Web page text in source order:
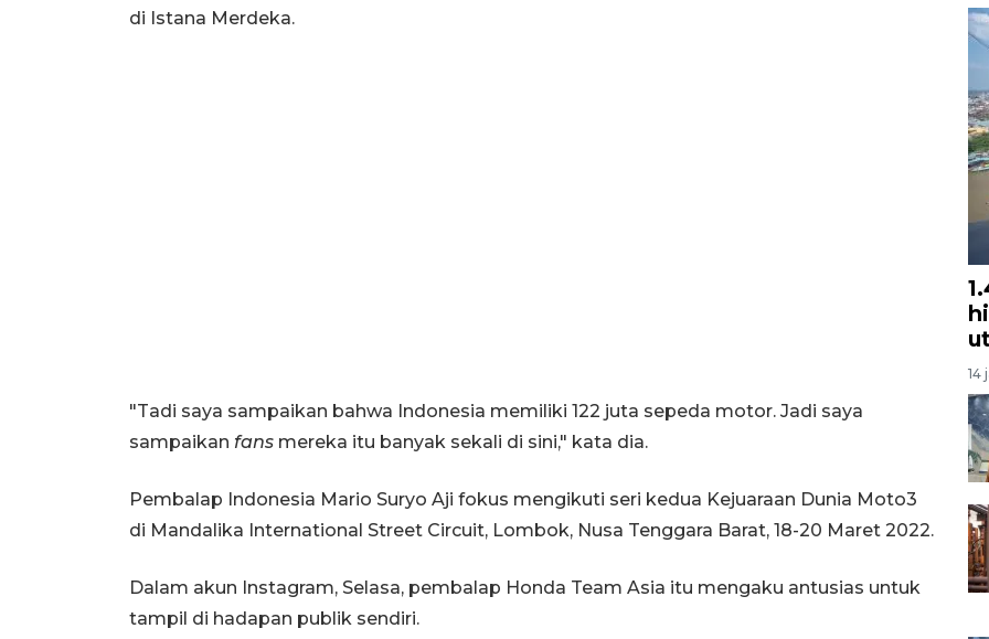
di Istana Merdeka.
"Tadi saya sampaikan bahwa Indonesia memiliki 122 juta sepeda motor. Jadi saya
sampaikan fans mereka itu banyak sekali di sini," kata dia.
Pembalap Indonesia Mario Suryo Aji fokus mengikuti seri kedua Kejuaraan Dunia Moto3
di Mandalika International Street Circuit, Lombok, Nusa Tenggara Barat, 18-20 Maret 2022.
Dalam akun Instagram, Selasa, pembalap Honda Team Asia itu mengaku antusias untuk
tampil di hadapan publik sendiri.
14